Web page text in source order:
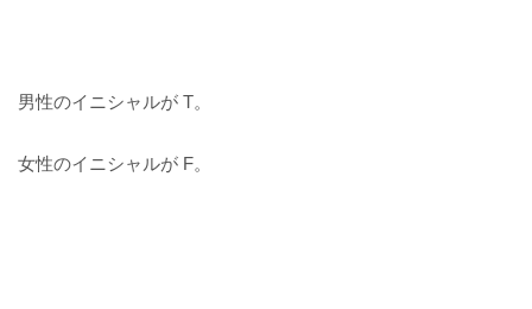
男性のイニシャルが T。
女性のイニシャルが F。